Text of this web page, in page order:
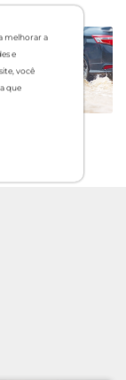
melhorar a
e
você
que